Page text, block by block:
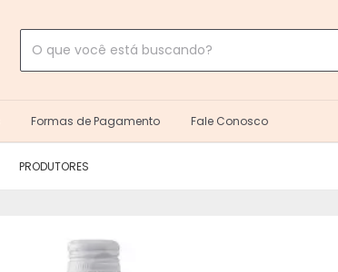
Formas de Pagamento Fale Conosco
PRODUTORES